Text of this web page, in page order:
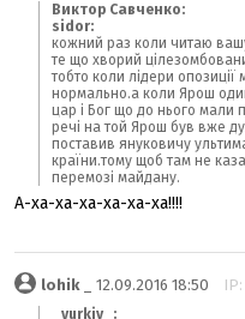
Виктор Савченко:
sidor:
кожний раз коли читаю
те що хворий
тобто коли лідери
нормально.а коли Ярош
цар і Бог що до нього мали
речі на той Ярош був вже
поставив януковичу
країни.тому щоб там не
перемозі майдану.
А-ха-ха-ха-ха-ха-ха!!!!
lohik_ 12.09.2016 18:50
_yurkiv_: